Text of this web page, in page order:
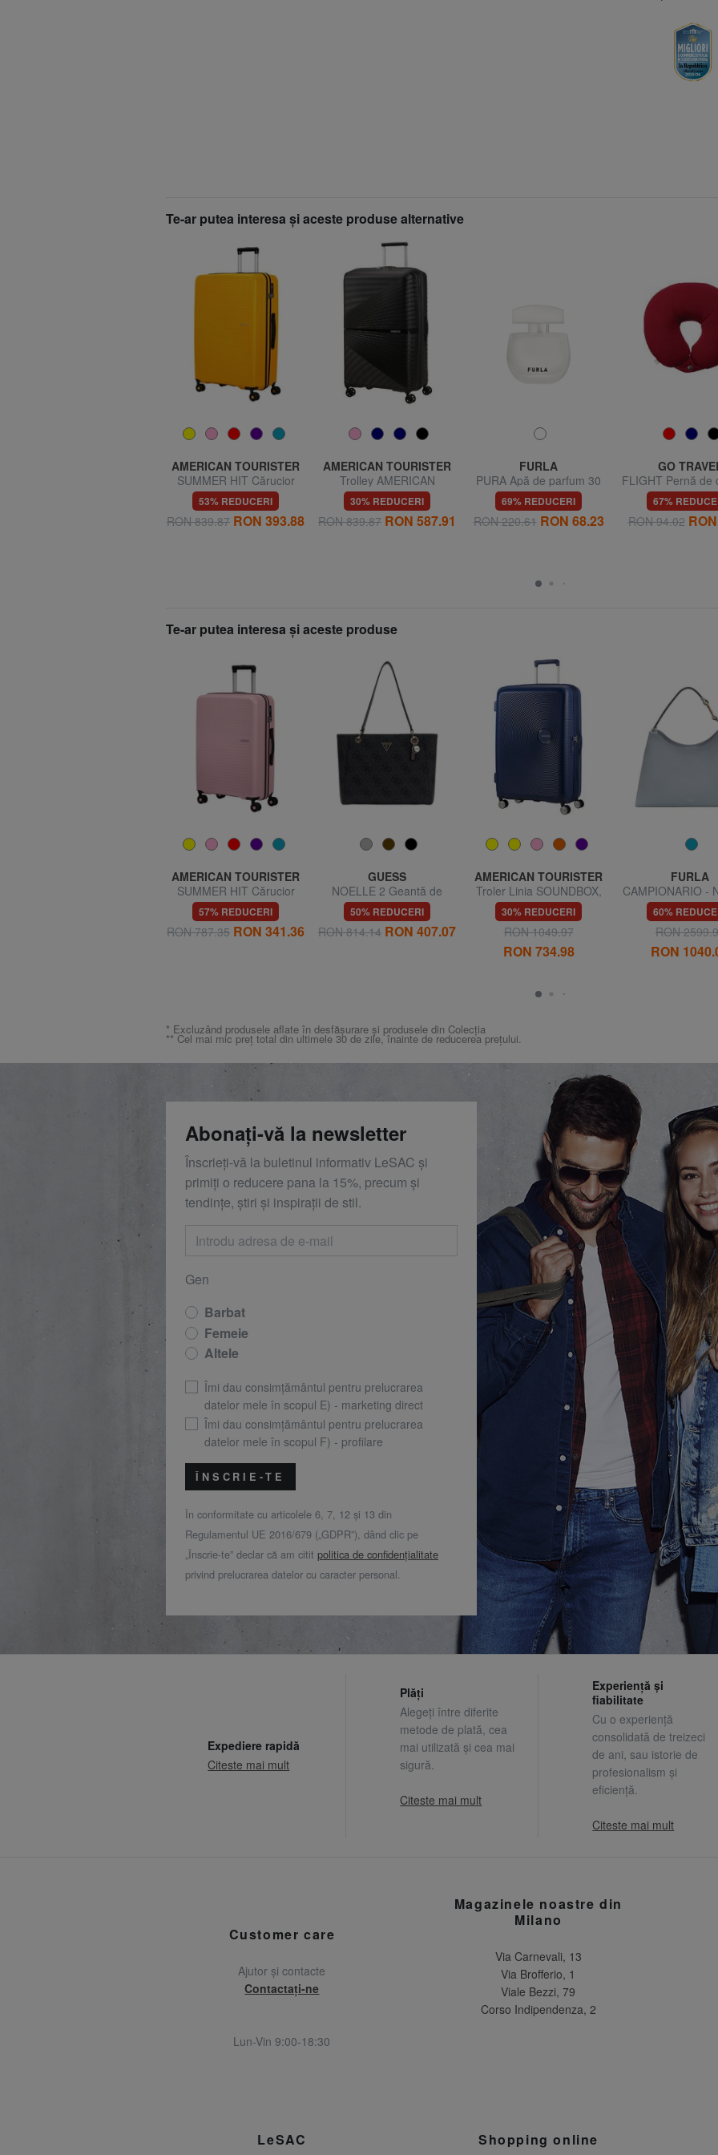
Te-ar putea interesa şi aceste produse alternative
AMERICAN TOURISTER
SUMMER HIT Cărucior
mare
53% REDUCERI
RON 839.87 RON 393.88
AMERICAN TOURISTER
Trolley AMERICAN
TURISTER AIRCONIC,
dimensiuni mari, ușoare
30% REDUCERI
RON 839.87 RON 587.91
FURLA
PURA Apă de parfum 30
ml
69% REDUCERI
RON 220.61 RON 68.23
GO
FLIGHT Pernă de
67%
RON 94.02
Te-ar putea interesa şi aceste produse
AMERICAN TOURISTER
SUMMER HIT Cărucior
mediu
57% REDUCERI
RON 787.35 RON 341.36
GUESS
NOELLE 2 Geantă de
umăr cu imprimeu 4G Logo
50% REDUCERI
RON 814.14 RON 407.07
AMERICAN TOURISTER
Troler Linia SOUNDBOX,
dimensiuni mari,
extensibilă
30% REDUCERI
RON 1049.97
RON 734.98
FURLA
CAMPIONARIO -
Geantă de
60%
RON
RON
* Excluzând produsele aflate în desfășurare și produsele din Colecția
** Cel mai mic preț total din ultimele 30 de zile, înainte de reducerea prețului.
Abonați-vă la newsletter
Înscrieți-vă la buletinul informativ LeSAC și
primiți o reducere pana la 15%, precum și
tendințe, știri și inspirații de stil.
Gen
Barbat
Femeie
Altele
Îmi dau consimțământul pentru prelucrarea
datelor mele în scopul E) - marketing direct
Îmi dau consimțământul pentru prelucrarea
datelor mele în scopul F) - profilare
ÎNSCRIE-TE
În conformitate cu articolele 6, 7, 12 și 13 din
Regulamentul UE 2016/679 („GDPR”), dând clic pe
„Înscrie-te” declar că am citit politica de confidențialitate
privind prelucrarea datelor cu caracter personal.
Expediere rapidă
Citeste mai mult
Plăți
Alegeți între diferite
metode de plată, cea
mai utilizată și cea mai
sigură.
Citeste mai mult
Experiență și
fiabilitate
Cu o experiență
consolidată de treizeci
de ani, sau istorie de
profesionalism și
eficiență.
Citeste mai mult
Customer care
Ajutor și contacte
Contactați-ne
Lun-Vin 9:00-18:30
Magazinele noastre din
Milano
Via Carnevali, 13
Via Brofferio, 1
Viale Bezzi, 79
Corso Indipendenza, 2
LeSAC Shopping online